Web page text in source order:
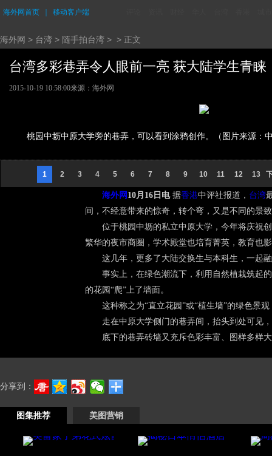
海外网首页 移动客户端
海外网 > 台湾 > 随手拍台湾 > > 正文
台湾多彩巷弄令人眼前一亮 获大陆学生青
2015-10-19 10:58:00来源：海外网
桃园中坜中原大学旁的巷弄，可以看到涂鸦创作。（图片来源：
1 2 3 4 5 6 7 8 9 10 11 12 13
海外网 10月16日电据香港中评社报道， 台湾
间，不经意带来的惊奇，转个弯，又是不同的景
位于桃园中坜的私立中原大学，今年将庆祝创
繁华的夜市商圈，学术殿堂也培育菁英，教育也
这几年，更多了大陆交换生与本科生，一起融
事实上，在绿色潮流下，利用自然植栽筑起的
的花园“爬”上了墙面。
这种称之为“直立花园”或“植生墙”的绿色景观
走在中原大学侧门的巷弄间，抬头到处可见，
底下的巷弄砖墙又充斥色彩丰富、图样多样大
分享到：
图集推荐 美图营销